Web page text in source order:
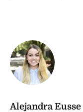
Alejandra Eusse